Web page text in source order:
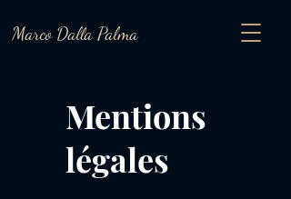
Marco Dalla Palma
Mentions
légales